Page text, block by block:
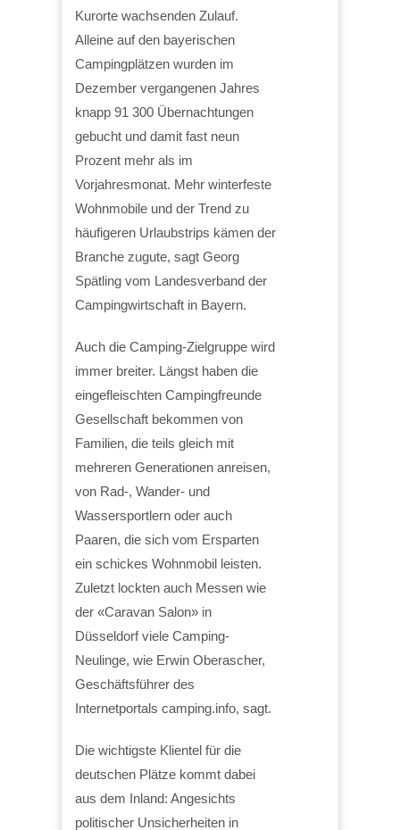
Kurorte wachsenden Zulauf.
Alleine auf den bayerischen
Campingplätzen wurden im
Dezember vergangenen Jahres
knapp 91 300 Übernachtungen
gebucht und damit fast neun
Prozent mehr als im
Vorjahresmonat. Mehr winterfeste
Wohnmobile und der Trend zu
häufigeren Urlaubstrips kämen der
Branche zugute, sagt Georg
Spätling vom Landesverband der
Campingwirtschaft in Bayern.
Auch die Camping-Zielgruppe wird
immer breiter. Längst haben die
eingefleischten Campingfreunde
Gesellschaft bekommen von
Familien, die teils gleich mit
mehreren Generationen anreisen,
von Rad-, Wander- und
Wassersportlern oder auch
Paaren, die sich vom Ersparten
ein schickes Wohnmobil leisten.
Zuletzt lockten auch Messen wie
der «Caravan Salon» in
Düsseldorf viele Camping-
Neulinge, wie Erwin Oberascher,
Geschäftsführer des
Internetportals camping.info, sagt.
Die wichtigste Klientel für die
deutschen Plätze kommt dabei
aus dem Inland: Angesichts
politischer Unsicherheiten in